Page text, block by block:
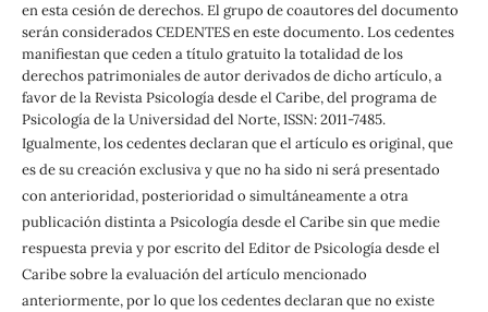
en esta cesión de derechos. El grupo de coautores del documento
serán considerados CEDENTES en este documento. Los cedentes
manifiestan que ceden a título gratuito la totalidad de los
derechos patrimoniales de autor derivados de dicho artículo, a
favor de la Revista Psicología desde el Caribe, del programa de
Psicología de la Universidad del Norte, ISSN: 2011-7485.
Igualmente, los cedentes declaran que el artículo es original, que
es de su creación exclusiva y que no ha sido ni será presentado
con anterioridad, posterioridad o simultáneamente a otra
publicación distinta a Psicología desde el Caribe sin que medie
respuesta previa y por escrito del Editor de Psicología desde el
Caribe sobre la evaluación del artículo mencionado
anteriormente, por lo que los cedentes declaran que no existe